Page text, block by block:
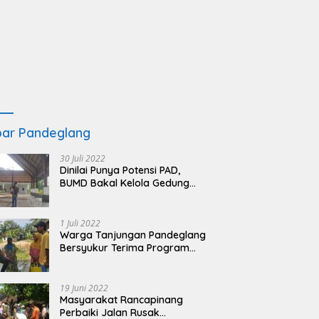
Pandeglang
30 Juli 2022
Dinilai Punya Potensi PAD,
BUMD Bakal Kelola Gedung
1 Juli 2022
Warga Tanjungan Pandeglang
Bersyukur Terima Program
19 Juni 2022
Masyarakat Rancapinang
Perbaiki Jalan Rusak